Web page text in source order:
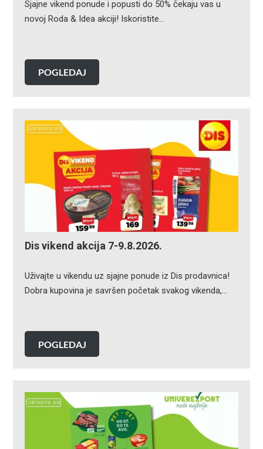
Sjajne vikend ponude i popusti do 50% čekaju vas u
novoj Roda & Idea akciji! Iskoristite…
POGLEDAJ
Dis vikend akcija 7-9.8.2026.
Uživajte u vikendu uz sjajne ponude iz Dis prodavnica!
Dobra kupovina je savršen početak svakog vikenda,…
POGLEDAJ